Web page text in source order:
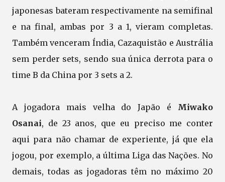
japonesas bateram respectivamente na semifinal
e na final, ambas por 3 a 1, vieram completas.
Também venceram Índia, Cazaquistão e Austrália
sem perder sets, sendo sua única derrota para o
time B da China por 3 sets a 2.
A jogadora mais velha do Japão é Miwako
Osanai, de 23 anos, que eu preciso me conter
aqui para não chamar de experiente, já que ela
jogou, por exemplo, a última Liga das Nações. No
demais, todas as jogadoras têm no máximo 20